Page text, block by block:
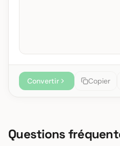
Convertir Copier
Questions